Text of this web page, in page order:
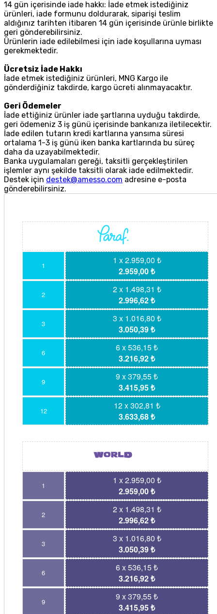
14 gün içerisinde iade hakkı: İade etmek istediğiniz
ürünleri, iade formunu doldurarak, siparişi teslim
aldığınız tarihten itibaren 14 gün içerisinde ürünle birlikte
geri gönderebilirsiniz.
Ürünlerin iade edilebilmesi için iade koşullarına uyması
gerekmektedir.
Ücretsiz İade Hakkı
İade etmek istediğiniz ürünleri, MNG Kargo ile
gönderdiğiniz takdirde, kargo ücreti alınmayacaktır.
Geri Ödemeler
İade ettiğiniz ürünler iade şartlarına uyduğu takdirde,
geri ödemeniz 3 iş günü içerisinde bankanıza iletilecektir.
İade edilen tutarın kredi kartlarına yansıma süresi
ortalama 1-3 iş günü iken banka kartlarında bu süreç
daha da uzayabilmektedir.
Banka uygulamaları gereği, taksitli gerçekleştirilen
işlemler aynı şekilde taksitli olarak iade edilmektedir.
Destek için destek@amesso.com adresine e-posta
gönderebilirsiniz.
1
1 x 2.959,00 ₺
2.959,00 ₺
2
2 x 1.498,31 ₺
2.996,62 ₺
3
3 x 1.016,80 ₺
3.050,39 ₺
6
6 x 536,15 ₺
3.216,92 ₺
9
9 x 379,55 ₺
3.415,95 ₺
12
12 x 302,81 ₺
3.633,68 ₺
1
1 x 2.959,00 ₺
2.959,00 ₺
2
2 x 1.498,31 ₺
2.996,62 ₺
3
3 x 1.016,80 ₺
3.050,39 ₺
6
6 x 536,15 ₺
3.216,92 ₺
9
9 x 379,55 ₺
3.415,95 ₺